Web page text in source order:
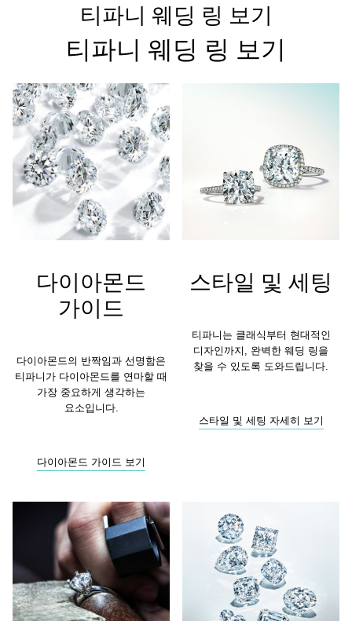
티파니 웨딩 링 보기
티파니 웨딩 링 보기
다이아몬드
가이드
다이아몬드의 반짝임과 선명함은
티파니가 다이아몬드를 연마할 때
가장 중요하게 생각하는
요소입니다.
다이아몬드 가이드 보기
스타일 및 세팅
티파니는 클래식부터 현대적인
디자인까지, 완벽한 웨딩 링을
찾을 수 있도록 도와드립니다.
스타일 및 세팅 자세히 보기